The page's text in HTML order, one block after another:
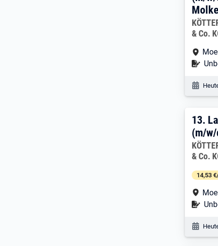
& Co.
13.
13.
(m/
& Co.
14,53